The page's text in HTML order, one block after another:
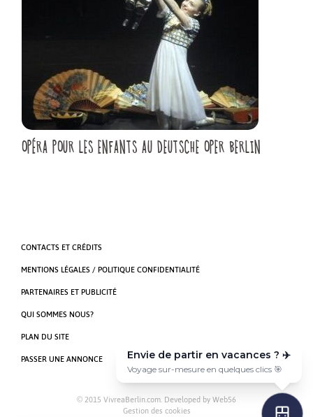
OPÉRA POUR LES ENFANTS AU DEUTSCHE OPER BERLIN
CONTACTS ET CRÉDITS
MENTIONS LÉGALES / POLITIQUE CONFIDENTIALITÉ
PARTENAIRES ET PUBLICITÉ
QUI SOMMES NOUS?
PLAN DU SITE
PASSER UNE ANNONCE
© 2015 VivreaBerlin.com. Developed by Web56
Gestion des cookies
Envie de partir en vacances ? ✈️
Voyage sur-mesure en quelques clics 🎯